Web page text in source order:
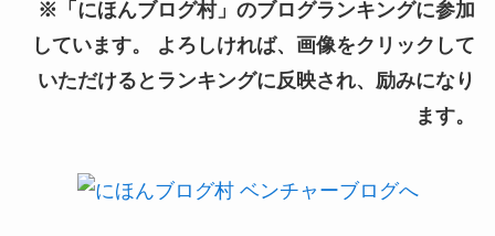
※「にほんブログ村」のブログランキングに参加
しています。 よろしければ、画像をクリックして
いただけるとランキングに反映され、励みになり
ます。